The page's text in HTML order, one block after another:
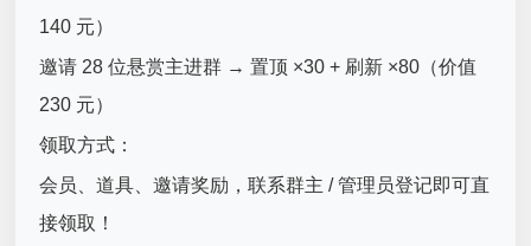
140 元）
邀请 28 位悬赏主进群 → 置顶 ×30 + 刷新 ×80（价值
230 元）
领取方式：
会员、道具、邀请奖励，联系群主 / 管理员登记即可直
接领取！